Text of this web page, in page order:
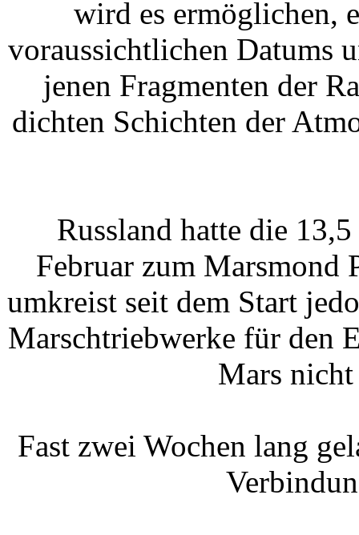
wird es ermöglichen,
voraussichtlichen Datums
jenen Fragmenten der
dichten Schichten der
Russland hatte die
Februar zum Marsmond
umkreist seit dem Start
Marschtriebwerke für den
Mars nicht
Fast zwei Wochen lang